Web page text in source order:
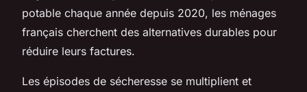
potable chaque année depuis 2020, les ménages
français cherchent des alternatives durables pour
réduire leurs factures.
Les épisodes de sécheresse se multiplient et